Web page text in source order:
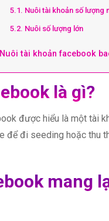
Nuôi tài khoản số lượng
Nuôi số lượng lớn
Nuôi tài khoản facebook
là gì?
được hiểu là một tài
để đi seeding hoặc thu
mang